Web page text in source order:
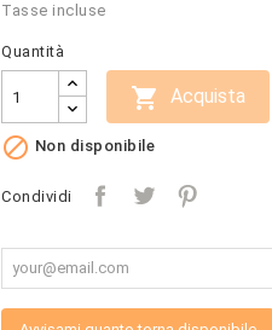
Tasse incluse
Quantità
 Acquista
 Non disponibile
Condividi